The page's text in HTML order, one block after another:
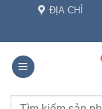
nội
dung
ĐỊA CHỈ
Tìm